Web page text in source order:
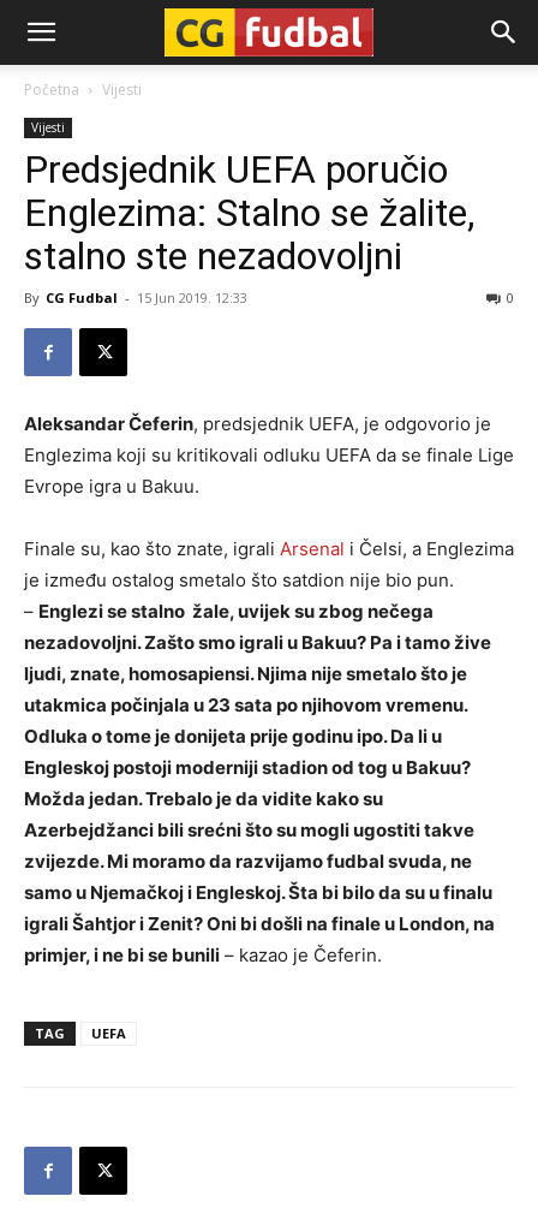
CG-
Fudbal
Početna Vijesti
Vijesti
Predsjednik UEFA poručio
Englezima: Stalno se žalite,
stalno ste nezadovoljni
By CG Fudbal - 15 Jun 2019. 12:33 0
Aleksandar Čeferin, predsjednik UEFA, je odgovorio je
Englezima koji su kritikovali odluku UEFA da se finale Lige
Evrope igra u Bakuu.
Finale su, kao što znate, igrali Arsenal i Čelsi, a Englezima
je između ostalog smetalo što satdion nije bio pun.
– Englezi se stalno žale, uvijek su zbog nečega
nezadovoljni. Zašto smo igrali u Bakuu? Pa i tamo žive
ljudi, znate, homosapiensi. Njima nije smetalo što je
utakmica počinjala u 23 sata po njihovom vremenu.
Odluka o tome je donijeta prije godinu ipo. Da li u
Engleskoj postoji moderniji stadion od tog u Bakuu?
Možda jedan. Trebalo je da vidite kako su
Azerbejdžanci bili srećni što su mogli ugostiti takve
zvijezde. Mi moramo da razvijamo fudbal svuda, ne
samo u Njemačkoj i Engleskoj. Šta bi bilo da su u finalu
igrali Šahtjor i Zenit? Oni bi došli na finale u London, na
primjer, i ne bi se bunili – kazao je Čeferin.
TAG UEFA